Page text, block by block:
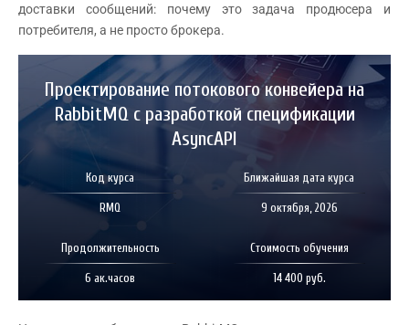
доставки сообщений: почему это задача продюсера и
потребителя, а не просто брокера.
Проектирование потокового конвейера на
RabbitMQ с разработкой спецификации
AsyncAPI
Код курса
RMQ
Ближайшая дата курса
9 октября, 2026
Продолжительность
6 ак.часов
Стоимость обучения
14 400 руб.